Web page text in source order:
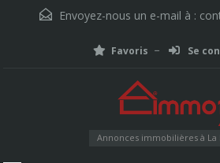
Envoyez-nous un e-mail à :
Favoris Se
Annonces immobilières à La